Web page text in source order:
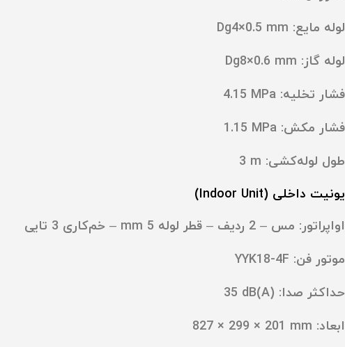
لوله مایع: ‎Dg4×0.5 mm
لوله گاز: ‎Dg8×0.6 mm
فشار تخلیه: ‎4.15 MPa
فشار مکش: ‎1.15 MPa
طول لوله‌کشی: ‎3 m
یونیت داخلی (Indoor Unit)
اواپراتور: مس – 2 ردیف – قطر لوله 5 mm – خم‌کاری 3 تایی
موتور فن: YYK18-4F
حداکثر صدا: ‎35 dB(A)
ابعاد: ‎827 × 299 × 201 mm